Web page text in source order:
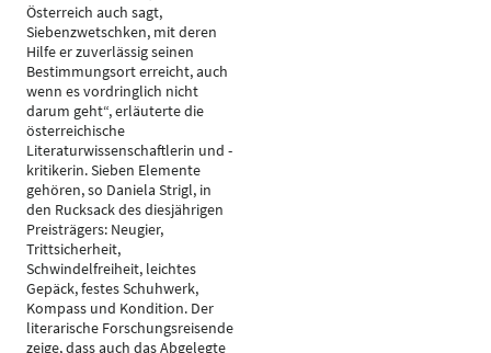
Österreich auch sagt,
Siebenzwetschken, mit deren
Hilfe er zuverlässig seinen
Bestimmungsort erreicht, auch
wenn es vordringlich nicht
darum geht“, erläuterte die
österreichische
Literaturwissenschaftlerin und -
kritikerin. Sieben Elemente
gehören, so Daniela Strigl, in
den Rucksack des diesjährigen
Preisträgers: Neugier,
Trittsicherheit,
Schwindelfreiheit, leichtes
Gepäck, festes Schuhwerk,
Kompass und Kondition. Der
literarische Forschungsreisende
zeige, dass auch das Abgelegte